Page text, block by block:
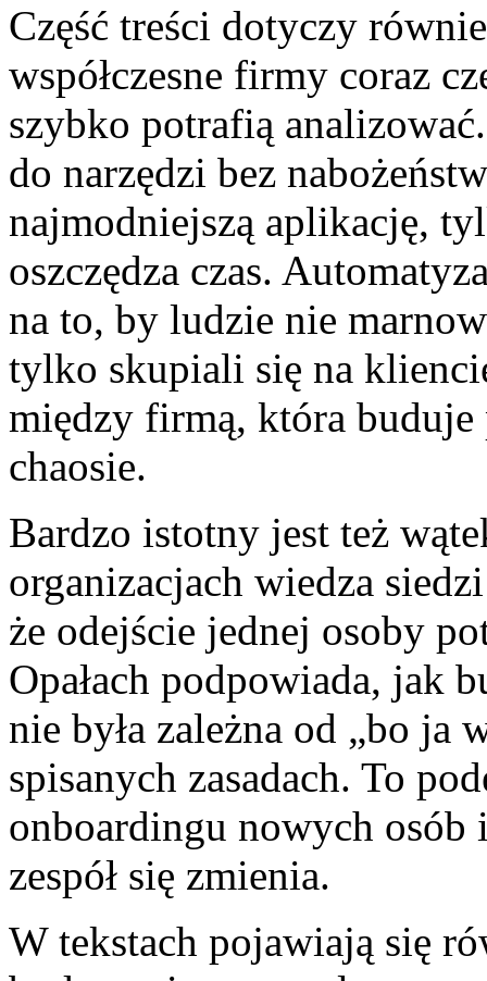
Część treści dotyczy
współczesne firmy coraz
szybko potrafią
do narzędzi bez
najmodniejszą aplikację,
oszczędza czas.
na to, by ludzie nie
tylko skupiali się na
między firmą, która
chaosie.
Bardzo istotny jest też
organizacjach wiedza
że odejście jednej osoby
Opałach podpowiada, jak
nie była zależna od „bo ja
spisanych zasadach. To
onboardingu nowych
zespół się zmienia.
W tekstach pojawiają się